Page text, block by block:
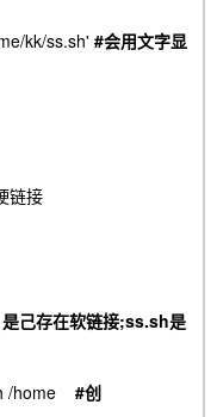
kk/ss.sh' #会用文字显
链接
是己存在软链接;ss.sh是
/home #创